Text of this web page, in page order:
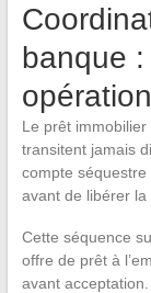
banque
Le prêt
transitent jamais
compte
avant de libérer la
Cette séquence
offre de prêt à
avant